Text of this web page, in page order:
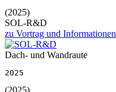
(2025)
SOL-R&D
zu Vortrag und Informationen
Dach- und Wandraute
2025
(2025)